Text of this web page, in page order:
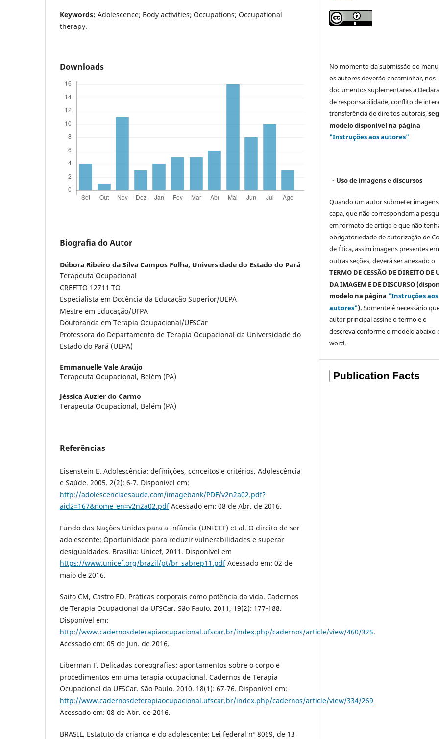
Keywords: Adolescence; Body activities; Occupations; Occupational
therapy.
Downloads
Biografia do Autor
Débora Ribeiro da Silva Campos Folha, Universidade do Estado do Pará
Terapeuta Ocupacional
CREFITO 12711 TO
Especialista em Docência da Educação Superior/UEPA
Mestre em Educação/UFPA
Doutoranda em Terapia Ocupacional/UFSCar
Professora do Departamento de Terapia Ocupacional da Universidade do
Estado do Pará (UEPA)
Emmanuelle Vale Araújo
Terapeuta Ocupacional, Belém (PA)
Jéssica Auzier do Carmo
Terapeuta Ocupacional, Belém (PA)
Referências
Eisenstein E. Adolescência: definições, conceitos e critérios. Adolescência
e Saúde. 2005. 2(2): 6-7. Disponível em:
http://adolescenciaesaude.com/imagebank/PDF/v2n2a02.pdf?
aid2=167&nome_en=v2n2a02.pdfAcessado em: 08 de Abr. de 2016.
Fundo das Nações Unidas para a Infância (UNICEF) et al. O direito de ser
adolescente: Oportunidade para reduzir vulnerabilidades e superar
desigualdades. Brasília: Unicef, 2011. Disponível em
https://www.unicef.org/brazil/pt/br_sabrep11.pdfAcessado em: 02 de
maio de 2016.
Saito CM, Castro ED. Práticas corporais como potência da vida. Cadernos
de Terapia Ocupacional da UFSCar. São Paulo. 2011, 19(2): 177-188.
Disponível em:
http://www.cadernosdeterapiaocupacional.ufscar.br/index.php/cadernos/article/view/460/325.
Acessado em: 05 de Jun. de 2016.
Liberman F. Delicadas coreografias: apontamentos sobre o corpo e
procedimentos em uma terapia ocupacional. Cadernos de Terapia
Ocupacional da UFSCar. São Paulo. 2010. 18(1): 67-76. Disponível em:
http://www.cadernosdeterapiaocupacional.ufscar.br/index.php/cadernos/article/view/334/269
Acessado em: 08 de Abr. de 2016.
BRASIL. Estatuto da criança e do adolescente: Lei federal nº 8069, de 13
No momento da submissão do
os autores deverão encaminhar, nos
documentos suplementares a
de responsabilidade, conflito de
transferência de direitos autorais,
modelodisponivel na página
"Instruções aos autores"
- Uso de imagens e discursos
Quando um autor submeter
capa, que não correspondam a
em formato de artigo e que não
obrigatoriedade de autorização de
de Ética, assim imagens presentes em
outras seções, deverá ser anexado o
TERMO DE CESSÃO DE DIREITO DE
DA IMAGEM E DE DISCURSO
modelo na página "Instruções aos
autores"). Somente é necessário
autor principal assine o termo e o
descrevaconforme o modelo abaixo
word.